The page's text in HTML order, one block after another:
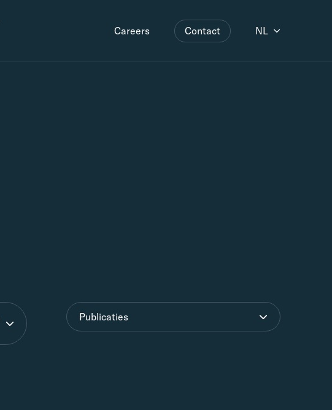
Careers Contact NL
Publicaties